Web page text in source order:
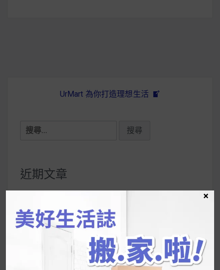
UrMart 為你打造理想生活
搜
鍵
字:
近期文章
韓國人為什麼不容易胖？
推的MZ Diet ！
好吃的蛋白點心還有好玩的運動小遊戲！今年過
年已經等不及帶這盒跟我的親戚、朋友們一起分
×